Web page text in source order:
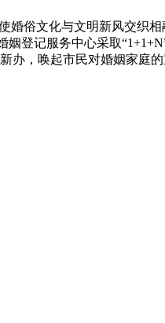
俗文化与文明新风交织
登记服务中心采取
办，唤起市民对婚姻家庭